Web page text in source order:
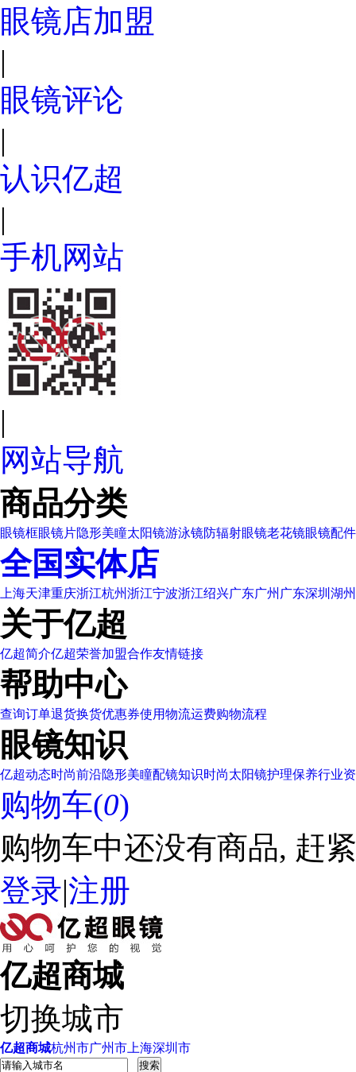
眼镜店加盟
|
眼镜评论
|
认识亿超
|
手机网站
|
网站导航
商品分类
眼镜框眼镜片隐形美瞳太阳镜游泳镜防辐射眼镜老花镜眼镜配件
全国实体店
上海天津重庆浙江杭州浙江宁波浙江绍兴广东广州 广东深圳 湖
关于亿超
亿超简介亿超荣誉加盟合作友情链接
帮助中心
查询订单退货换货优惠券使用物流运费购物流程
眼镜知识
亿超动态时尚前沿隐形美瞳配镜知识时尚太阳镜护理保养行业
购物车(0)
购物车中还没有商品, 赶
登录|注册
亿超商城
切换城市
亿超商城杭州市广州市 上海深圳市
搜索